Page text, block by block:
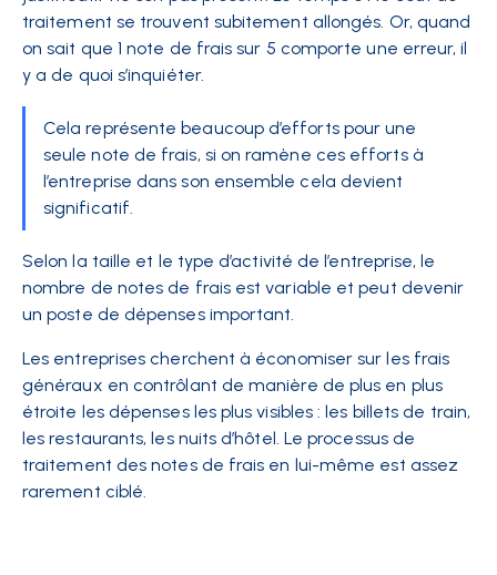
traitement se trouvent subitement allongés. Or, quand
on sait que 1 note de frais sur 5 comporte une erreur, il
y a de quoi s’inquiéter.
Cela représente beaucoup d’efforts pour une
seule note de frais, si on ramène ces efforts à
l’entreprise dans son ensemble cela devient
significatif.
Selon la taille et le type d’activité de l’entreprise, le
nombre de notes de frais est variable et peut devenir
un poste de dépenses important.
Les entreprises cherchent à économiser sur les frais
généraux en contrôlant de manière de plus en plus
étroite les dépenses les plus visibles : les billets de train,
les restaurants, les nuits d’hôtel. Le processus de
traitement des notes de frais en lui-même est assez
rarement ciblé.